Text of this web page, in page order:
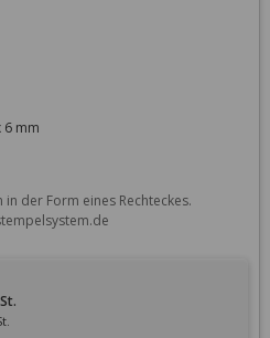
6 mm
der Form eines Rechteckes.